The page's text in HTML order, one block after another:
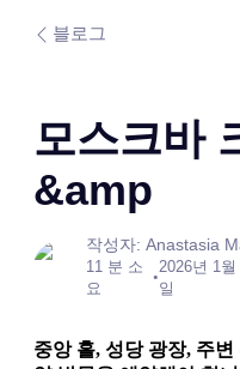
블로그
모스크바
&amp
작성자: Anastasia
11 분 소
요
•
2026년 1월
일
중앙 홀, 성당 광장, 주변